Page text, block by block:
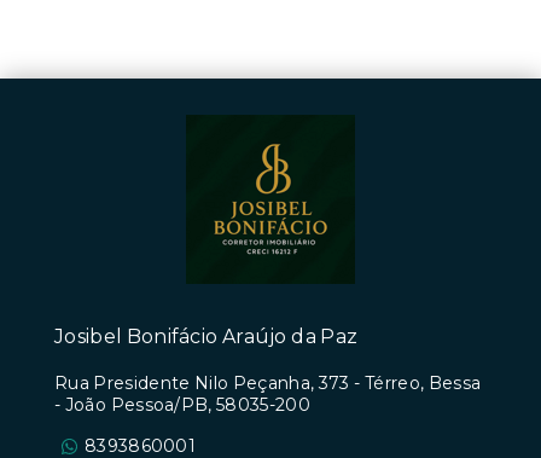
Josibel Bonifácio Araújo da Paz
Rua Presidente Nilo Peçanha, 373 - Térreo, Bessa
- João Pessoa/PB, 58035-200
8393860001